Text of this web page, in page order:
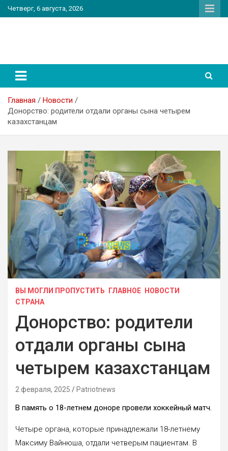
Перейти
к
Четверг, 6 августа, 2026
Главная
Новости
Донорство: родители отдали органы сына четырем
казахстанцам
ВЫ МОГЛИ ПРОПУСТИТЬ ГЛАВНОЕ
НОВОСТИ
СТРАНА
Донорство: родители
отдали органы сына
четырем казахстанцам
2 февраля, 2025 Patriotnews
В память о 18-летнем доноре провели хоккейный матч.
Четыре органа, которые принадлежали 18-летнему
Максиму Вайнюша, отдали четверым пациентам. В